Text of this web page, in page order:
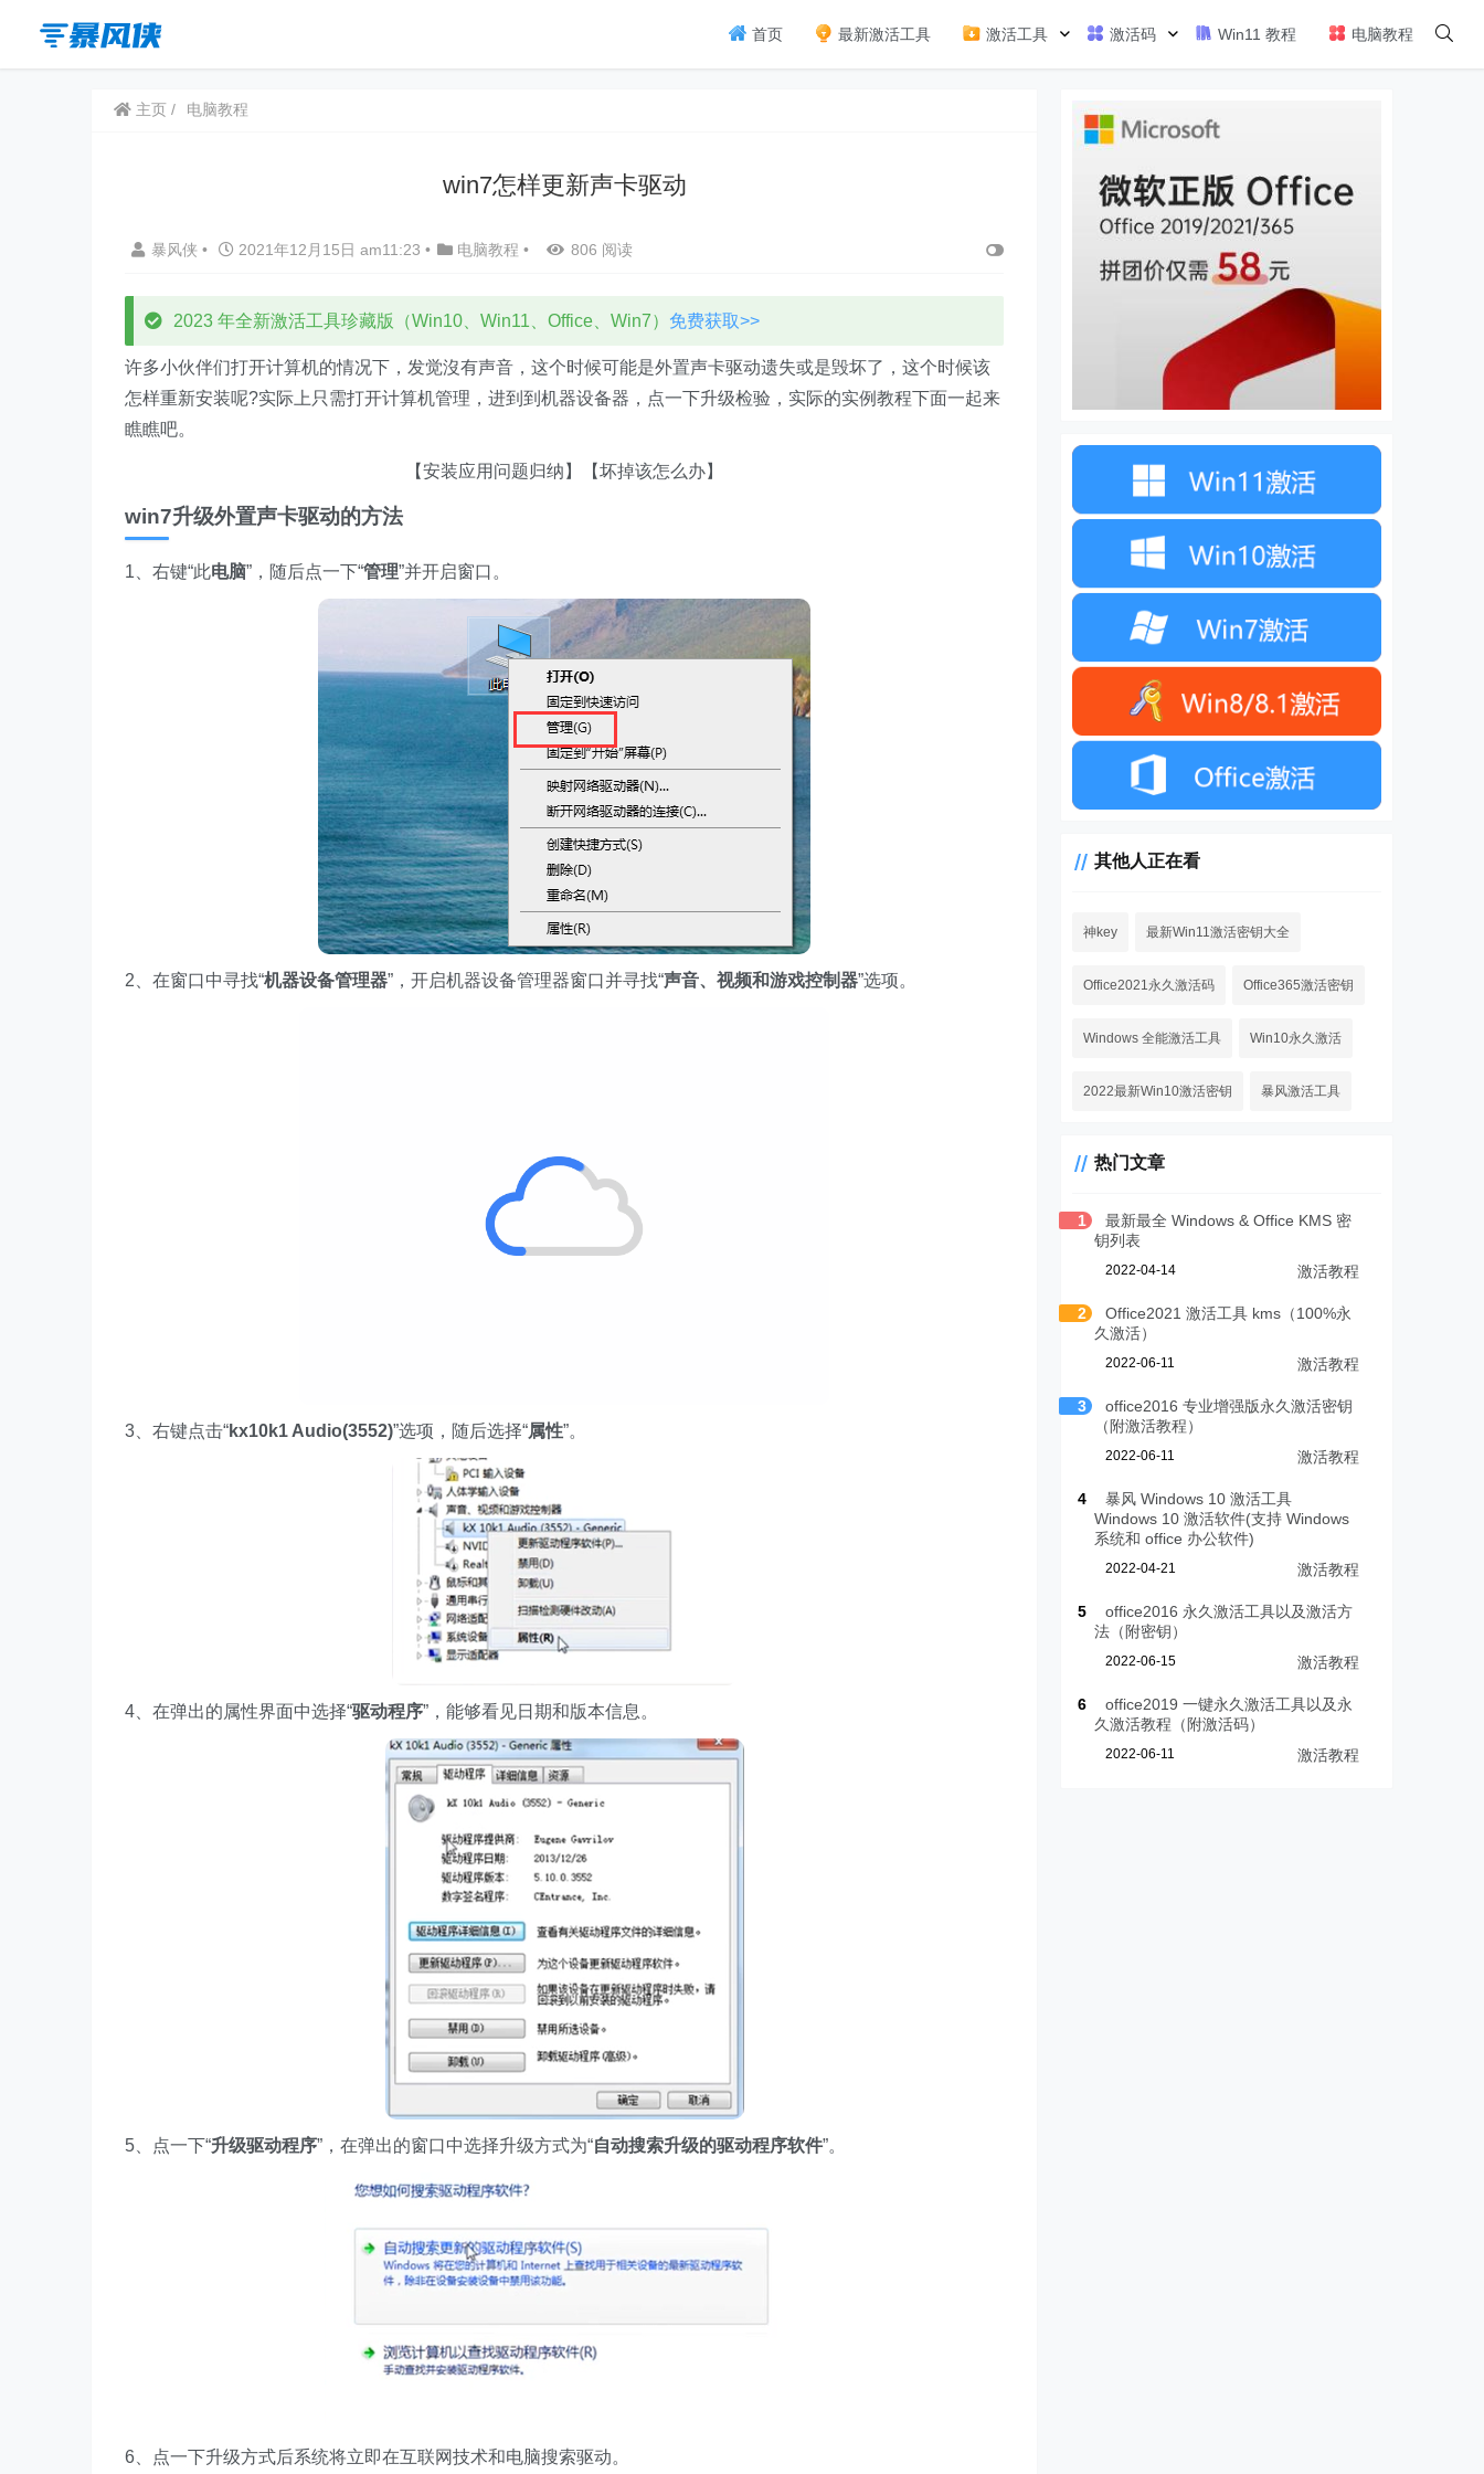
首页 最新激活工具 激活工具 激活码 Win11 教程 电脑教程
主页 电脑教程
win7怎样更新声卡驱动
暴风侠 • 2021年12月15日 am11:23 • 电脑教程 • 806 阅读
2023 年全新激活工具珍藏版（Win10、Win11、Office、Win7） 免费获取>>
许多小伙伴们打开计算机的情况下，发觉沒有声音，这个时候可能是外置声卡驱动遗失或是毁坏了，这个时候该
怎样重新安装呢?实际上只需打开计算机管理，进到到机器设备器，点一下升级检验，实际的实例教程下面一起来
瞧瞧吧。
【安装应用问题归纳】【坏掉该怎么办】
win7升级外置声卡驱动的方法
1、右键“此电脑”，随后点一下“管理”并开启窗口。
2、在窗口中寻找“机器设备管理器”，开启机器设备管理器窗口并寻找“声音、视频和游戏控制器”选项。
3、右键点击“kx10k1 Audio(3552)”选项，随后选择“属性”。
4、在弹出的属性界面中选择“驱动程序”，能够看见日期和版本信息。
5、点一下“升级驱动程序”，在弹出的窗口中选择升级方式为“自动搜索升级的驱动程序软件”。
6、点一下升级方式后系统将立即在互联网技术和电脑搜索驱动。
其他人正在看
神key 最新Win11激活密钥大全
Office2021永久激活码 Office365激活密钥
Windows 全能激活工具 Win10永久激活
2022最新Win10激活密钥 暴风激活工具
热门文章
1
最新最全 Windows & Office KMS 密
钥列表
2022-04-14 激活教程
2
Office2021 激活工具 kms（100%永
久激活）
2022-06-11 激活教程
3
office2016 专业增强版永久激活密钥
（附激活教程）
2022-06-11 激活教程
4
暴风 Windows 10 激活工具
Windows 10 激活软件(支持 Windows
系统和 office 办公软件)
2022-04-21 激活教程
5
office2016 永久激活工具以及激活方
法（附密钥）
2022-06-15 激活教程
6
office2019 一键永久激活工具以及永
久激活教程（附激活码）
2022-06-11 激活教程